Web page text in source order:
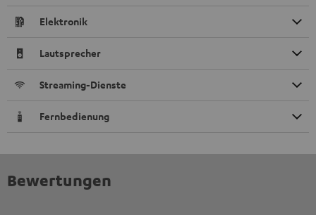
Elektronik
Lautsprecher
Streaming-Dienste
Fernbedienung
Bewertungen